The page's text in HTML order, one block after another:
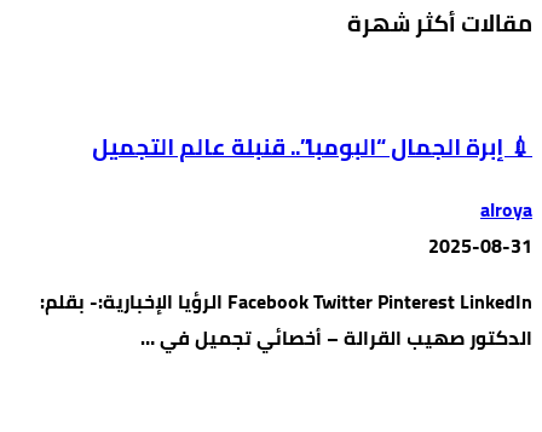
مقالات أكثر شهرة
💉 إبرة الجمال “البومبا”.. قنبلة عالم التجميل
alroya
2025-08-31
Facebook Twitter Pinterest LinkedIn الرؤيا الإخبارية:- بقلم:
الدكتور صهيب القرالة – أخصائي تجميل في …